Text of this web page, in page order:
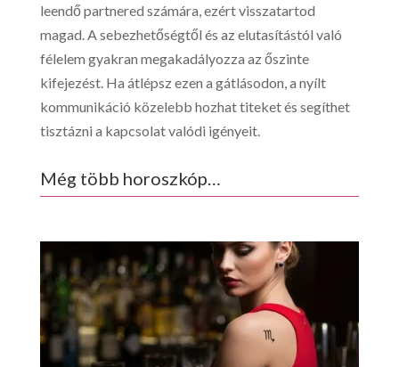
leendő partnered számára, ezért visszatartod
magad. A sebezhetőségtől és az elutasítástól való
félelem gyakran megakadályozza az őszinte
kifejezést. Ha átlépsz ezen a gátlásodon, a nyílt
kommunikáció közelebb hozhat titeket és segíthet
tisztázni a kapcsolat valódi igényeit.
Még több horoszkóp…